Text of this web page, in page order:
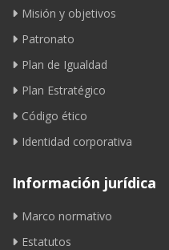
Misión y objetivos
Patronato
Plan de Igualdad
Plan Estratégico
Código ético
Identidad corporativa
Información jurídica
Marco normativo
Estatutos